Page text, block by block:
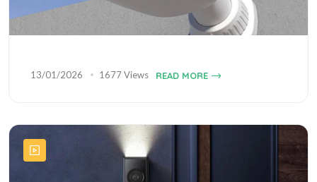
13/01/2026 1677 Views READ MORE